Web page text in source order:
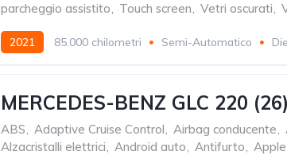
parcheggio assistito, Touch screen, Vetri oscurati,
2021 85.000 chilometri Semi-Automatico
MERCEDES-BENZ GLC 220 (26)
ABS, Adaptive Cruise Control, Airbag conducente,
Alzacristalli elettrici, Android auto, Antifurto,